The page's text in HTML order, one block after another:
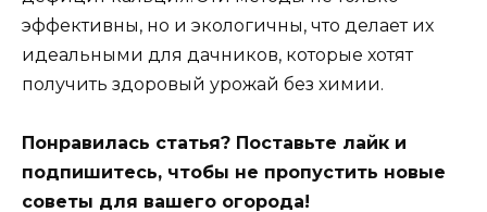
эффективны, но и экологичны, что делает их
идеальными для дачников, которые хотят
получить здоровый урожай без химии.
Понравилась статья? Поставьте лайк и
подпишитесь, чтобы не пропустить новые
советы для вашего огорода!